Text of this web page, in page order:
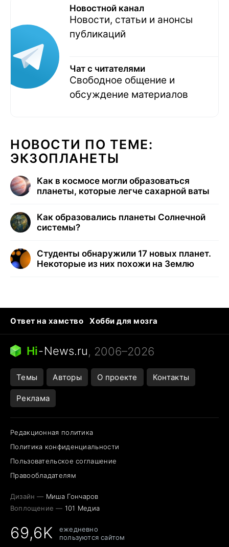
Новостной канал
Новости, статьи и анонсы
публикаций
Чат с читателями
Свободное общение и
обсуждение материалов
НОВОСТИ ПО ТЕМЕ:
ЭКЗОПЛАНЕТЫ
Как в космосе могли образоваться
планеты, которые легче сахарной ваты
Как образовались планеты Солнечной
системы?
Студенты обнаружили 17 новых планет.
Некоторые из них похожи на Землю
Ответ на хамство
Хобби для мозга
Бензин 100 vs 95
Тунцы в океанариуме
Следующая пандемия
Hi-News.ru, 2006–2026
Темы Авторы О проекте Контакты
Реклама
Редакционная политика
Политика конфиденциальности
Пользовательское соглашение
Правообладателям
Дизайн — Миша Гончаров
Воплощение — 101 Медиа
69,6K
ежедневно
пользуются сайтом